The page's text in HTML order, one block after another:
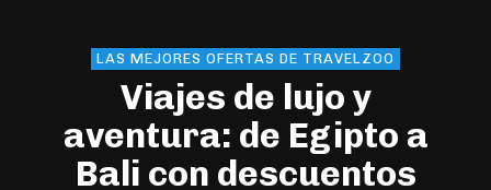
LAS MEJORES OFERTAS DE TRAVELZOO
Viajes de lujo y
aventura: de Egipto a
Bali con descuentos